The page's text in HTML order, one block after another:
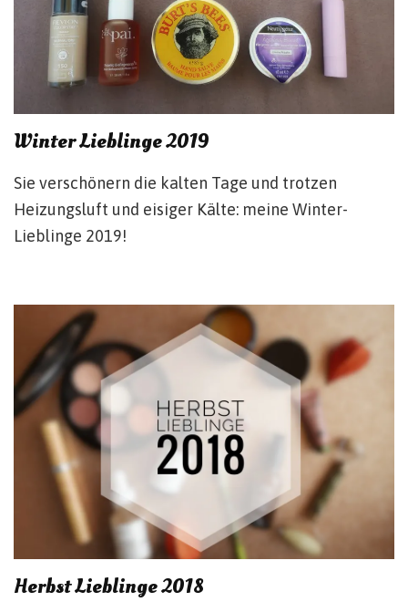
Winter Lieblinge 2019
Sie verschönern die kalten Tage und trotzen
Heizungsluft und eisiger Kälte: meine Winter-
Lieblinge 2019!
Herbst Lieblinge 2018